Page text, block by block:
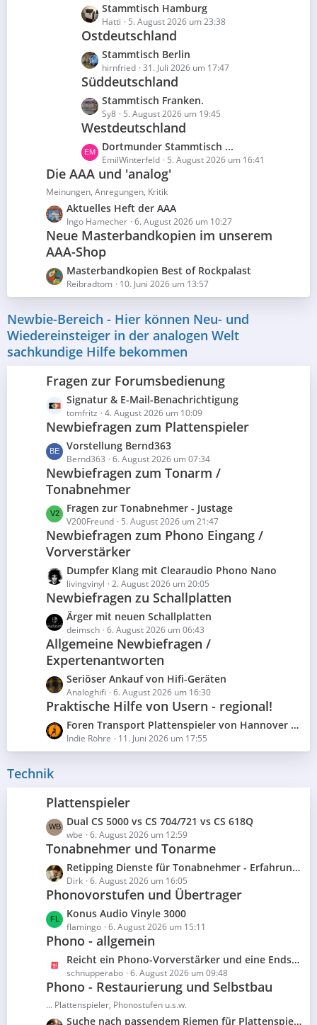
L
e
t
z
t
e
e
i
t
r
ä
g
e
Stammtisch Hamburg
Hatti 5. August 2026 um 23:38
Ostdeutschland
L
e
t
z
t
e
e
i
t
r
ä
g
e
Stammtisch Berlin
hirnfried 31. Juli 2026 um 17:47
Süddeutschland
L
e
t
z
t
e
e
i
t
r
ä
g
e
Stammtisch Franken.
Sy8 5. August 2026 um 19:45
Westdeutschland
L
e
t
z
e
B
e
i
t
r
g
e
Dortmunder Stammtisch ...
EmilWinterfeld 5. August 2026 um 16:41
Die AAA und 'analog'
Meinungen, Anregungen, Kritik
L
e
t
z
e
i
t
r
g
Aktuelles Heft der AAA
Ingo Hamecher 6. August 2026 um 10:27
Neue Masterbandkopien im unserem
AAA-Shop
L
e
t
t
e
B
i
r
ä
g
e
Masterbandkopien Best of Rockpalast
Reibradtom 10. Juni 2026 um 13:57
Newbie-Bereich - Hier können Neu- und
Wiedereinsteiger in der analogen Welt
sachkundige Hilfe bekommen
Fragen zur Forumsbedienung
e
t
z
t
e
B
e
i
r
ä
g
e
Signatur & E-Mail-Benachrichtigung
tomfritz 4. August 2026 um 10:09
Newbiefragen zum Plattenspieler
L
e
t
z
e
B
e
i
t
r
ä
g
e
Vorstellung Bernd363
Bernd363 6. August 2026 um 07:34
Newbiefragen zum Tonarm /
Tonabnehmer
L
e
t
z
e
B
e
i
r
ä
g
e
Fragen zur Tonabnehmer - Justage
V200Freund 5. August 2026 um 21:47
Newbiefragen zum Phono Eingang /
Vorverstärker
L
e
t
z
t
e
B
e
i
r
ä
g
e
Dumpfer Klang mit Clearaudio Phono Nano
livingvinyl 2. August 2026 um 20:05
Newbiefragen zu Schallplatten
L
e
t
z
e
B
e
i
ä
e
Ärger mit neuen Schallplatten
deimsch 6. August 2026 um 06:43
Allgemeine Newbiefragen /
Expertenantworten
L
e
t
z
t
e
e
t
r
ä
g
e
Seriöser Ankauf von Hifi-Geräten
Analoghifi 6. August 2026 um 16:30
Praktische Hilfe von Usern - regional!
L
e
t
z
t
e
B
e
i
t
r
ä
g
e
Foren Transport Plattenspieler von Hannover nach Hamburg gesucht
Indie Röhre 11. Juni 2026 um 17:55
Technik
Plattenspieler
L
e
t
z
t
e
e
i
t
g
e
Dual CS 5000 vs CS 704/721 vs CS 618Q
wbe 6. August 2026 um 12:59
Tonabnehmer und Tonarme
L
e
t
z
t
e
e
i
t
r
Retipping Dienste für Tonabnehmer - Erfahrungen und Diskussionen
Dirk 6. August 2026 um 16:05
Phonovorstufen und Übertrager
L
e
t
e
e
Konus Audio Vinyle 3000
flamingo 6. August 2026 um 15:11
Phono - allgemein
e
t
Reicht ein Phono-Vorverstärker und eine Endstufe? Wozu noch einen Vorverstärker?
schnupperabo 6. August 2026 um 09:48
Phono - Restaurierung und Selbstbau
... Plattenspieler, Phonostufen u.s.w.
L
Suche nach passendem Riemen für Plattenspieler